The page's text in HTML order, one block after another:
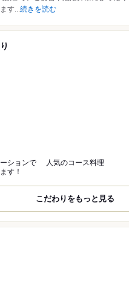
す...続きを読む
ションで
す！
人気のコース料理
こだわりをもっと見る